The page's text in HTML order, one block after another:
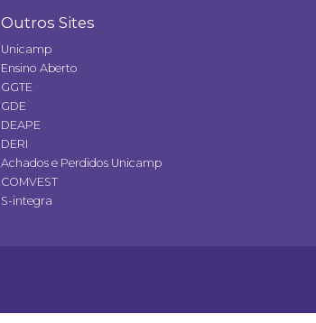
Outros Sites
Unicamp
Ensino Aberto
GGTE
GDE
DEAPE
DERI
Achados e Perdidos Unicamp
COMVEST
S-integra